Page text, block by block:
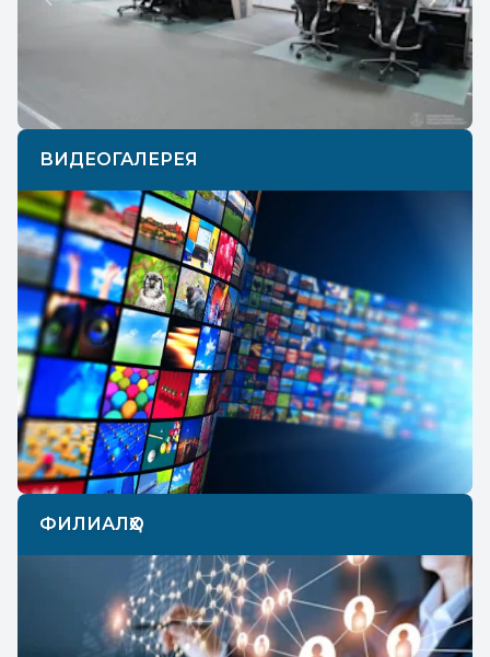
Previous Next
ВИДЕОГАЛЕРЕЯ
ФИЛИАЛҲО